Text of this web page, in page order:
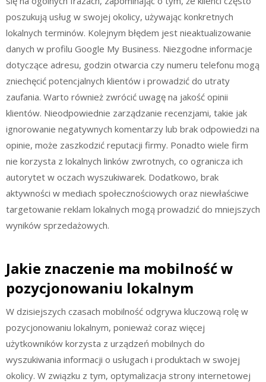
poszukują usług w swojej okolicy, używając konkretnych
lokalnych terminów. Kolejnym błędem jest nieaktualizowanie
danych w profilu Google My Business. Niezgodne informacje
dotyczące adresu, godzin otwarcia czy numeru telefonu mogą
zniechęcić potencjalnych klientów i prowadzić do utraty
zaufania. Warto również zwrócić uwagę na jakość opinii
klientów. Nieodpowiednie zarządzanie recenzjami, takie jak
ignorowanie negatywnych komentarzy lub brak odpowiedzi na
opinie, może zaszkodzić reputacji firmy. Ponadto wiele firm
nie korzysta z lokalnych linków zwrotnych, co ogranicza ich
autorytet w oczach wyszukiwarek. Dodatkowo, brak
aktywności w mediach społecznościowych oraz niewłaściwe
targetowanie reklam lokalnych mogą prowadzić do mniejszych
wyników sprzedażowych.
Jakie znaczenie ma mobilność w
pozycjonowaniu lokalnym
W dzisiejszych czasach mobilność odgrywa kluczową rolę w
pozycjonowaniu lokalnym, ponieważ coraz więcej
użytkowników korzysta z urządzeń mobilnych do
wyszukiwania informacji o usługach i produktach w swojej
okolicy. W związku z tym, optymalizacja strony internetowej